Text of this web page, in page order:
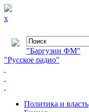
x
"Баргузин ФМ"
"Русское радио"
Политика и власть